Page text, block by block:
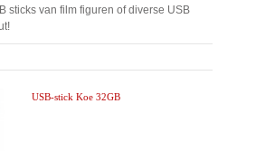
sticks van film figuren of diverse USB
USB-stick Koe 32GB